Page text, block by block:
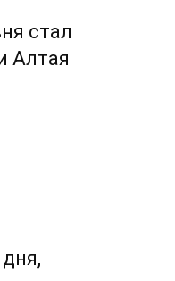
стал
Алтая